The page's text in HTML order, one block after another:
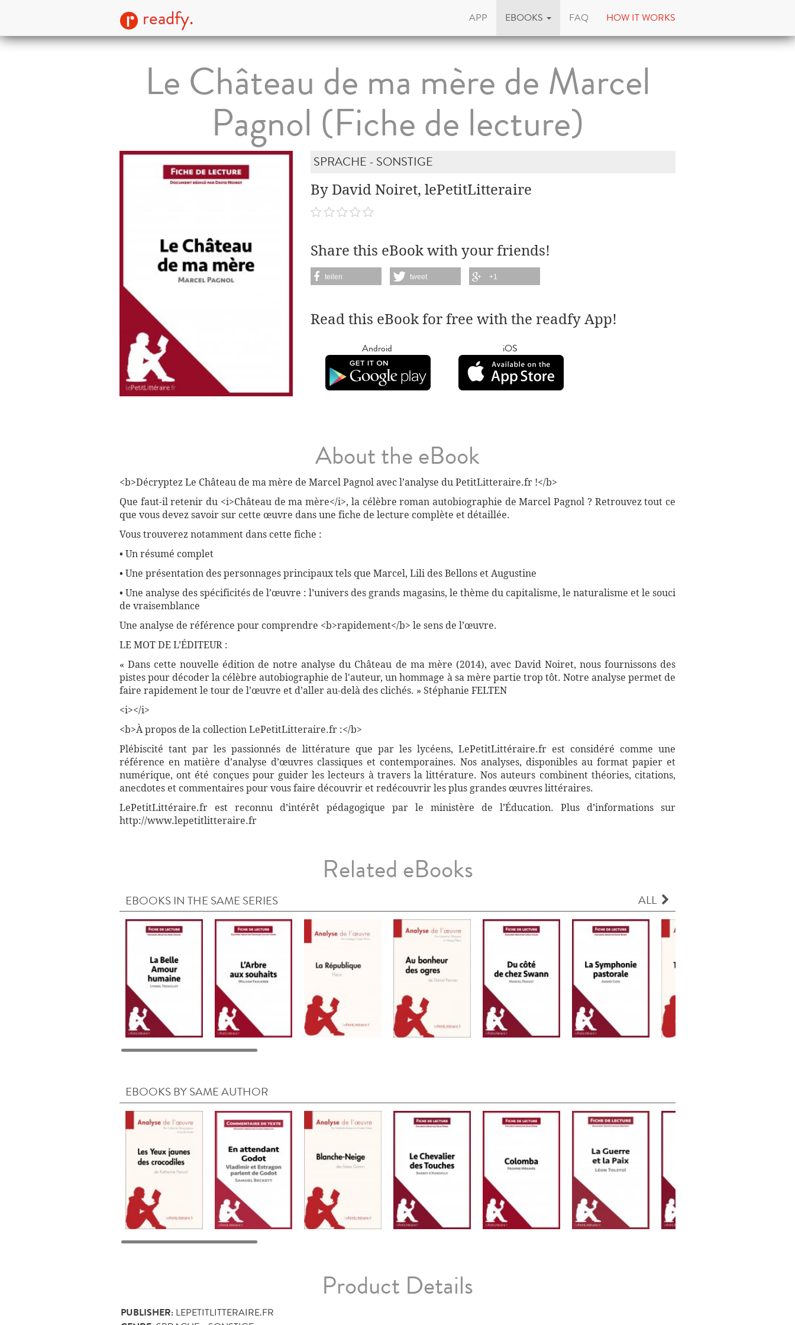
readfy. APP EBOOKS FAQ HOW IT WORKS
Le Château de ma mère de Marcel
Pagnol (Fiche de lecture)
SPRACHE - SONSTIGE
By David Noiret, lePetitLitteraire
Share this eBook with your friends!
teilen tweet +1
Read this eBook for free with the readfy App!
Android iOS
About the eBook
<b>Décryptez Le Château de ma mère de Marcel Pagnol avec l’analyse du PetitLitteraire.fr !</b>
Que faut-il retenir du <i>Château de ma mère</i>, la célèbre roman autobiographie de Marcel Pagnol ? Retrouvez tout ce
que vous devez savoir sur cette œuvre dans une fiche de lecture complète et détaillée.
Vous trouverez notamment dans cette fiche :
• Un résumé complet
• Une présentation des personnages principaux tels que Marcel, Lili des Bellons et Augustine
• Une analyse des spécificités de l’œuvre : l’univers des grands magasins, le thème du capitalisme, le naturalisme et le souci
de vraisemblance
Une analyse de référence pour comprendre <b>rapidement</b> le sens de l’œuvre.
LE MOT DE L’ÉDITEUR :
« Dans cette nouvelle édition de notre analyse du Château de ma mère (2014), avec David Noiret, nous fournissons des
pistes pour décoder la célèbre autobiographie de l'auteur, un hommage à sa mère partie trop tôt. Notre analyse permet de
faire rapidement le tour de l’œuvre et d’aller au-delà des clichés. » Stéphanie FELTEN
<i></i>
<b>À propos de la collection LePetitLitteraire.fr :</b>
Plébiscité tant par les passionnés de littérature que par les lycéens, LePetitLittéraire.fr est considéré comme une
référence en matière d’analyse d’œuvres classiques et contemporaines. Nos analyses, disponibles au format papier et
numérique, ont été conçues pour guider les lecteurs à travers la littérature. Nos auteurs combinent théories, citations,
anecdotes et commentaires pour vous faire découvrir et redécouvrir les plus grandes œuvres littéraires.
LePetitLittéraire.fr est reconnu d’intérêt pédagogique par le ministère de l’Éducation. Plus d’informations sur
http://www.lepetitlitteraire.fr
Related eBooks
EBOOKS IN THE SAME SERIES ALL
EBOOKS BY SAME AUTHOR
Product Details
PUBLISHER: LEPETITLITTERAIRE.FR